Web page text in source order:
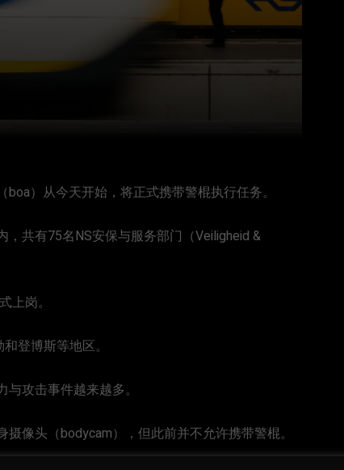
）从今天开始，将正式携带警棍执行任务。
共有75名NS安保与服务部门（Veiligheid &
上岗。
登博斯等地区。
攻击事件越来越多。
像头（bodycam），但此前并不允许携带警棍。